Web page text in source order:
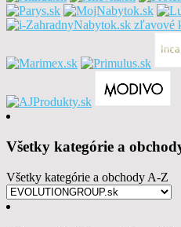
Všetky kategórie a
Všetky kategórie a obchody A-Z